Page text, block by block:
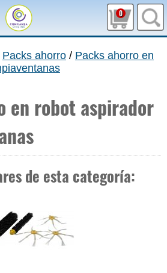
0
Packs ahorro / Packs ahorro en
en robot aspirador
de esta categoría: